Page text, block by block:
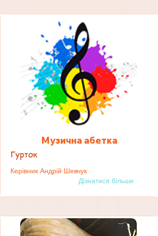
Музична абетка
Гурток
Керівник Андрій Шевчук
Дізнатися більше